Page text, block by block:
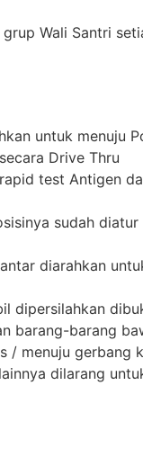
Wali Santri
untuk menuju
Drive Thru
test Antigen
sudah
diarahkan
dipersilahkan
barang-barang
/ menuju gerbang
dilarang